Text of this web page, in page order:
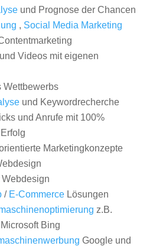
und Prognose der Chancen
, Social Media Marketing
und Videos mit eigenen
Wettbewerbs
und Keywordrecherche
und Anrufe mit 100%
Marketingkonzepte
/ E-CommerceLösungen
z.B.
Bing
Google und